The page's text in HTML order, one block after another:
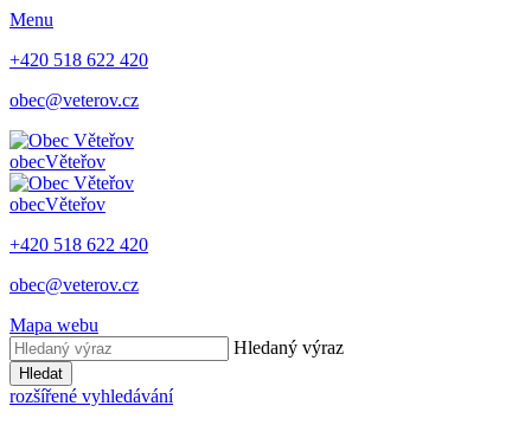
Menu
+420 518 622 420
obec@veterov.cz
obecVěteřov
obecVěteřov
+420 518 622 420
obec@veterov.cz
Mapa webu
Hledaný výraz
Hledat
rozšířené vyhledávání